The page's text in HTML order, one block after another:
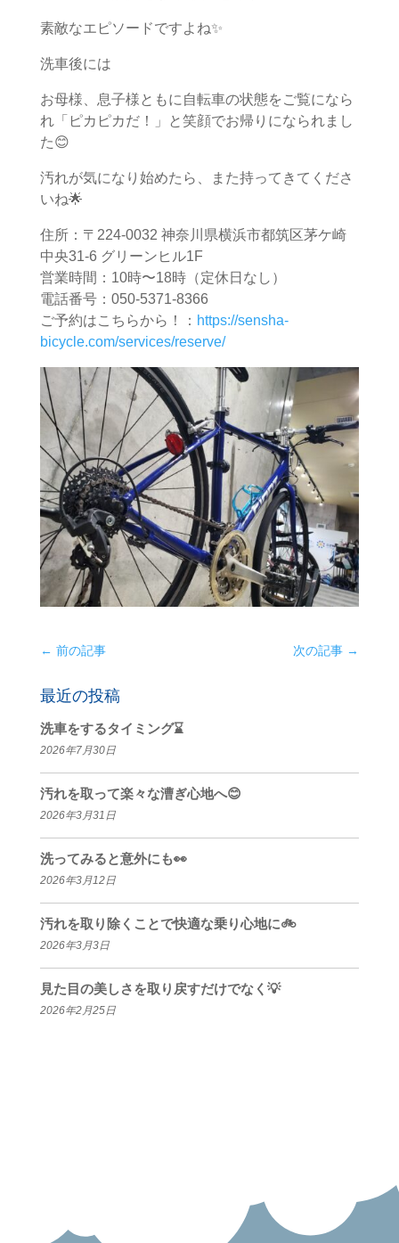
素敵なエピソードですよね✨
洗車後には
お母様、息子様ともに自転車の状態をご覧になら
れ「ピカピカだ！」と笑顔でお帰りになられまし
た😊
汚れが気になり始めたら、また持ってきてくださ
いね🌟
住所：〒224-0032 神奈川県横浜市都筑区茅ケ崎
中央31-6 グリーンヒル1F
営業時間：10時〜18時（定休日なし）
電話番号：050-5371-8366
ご予約はこちらから！： https://sensha-
bicycle.com/services/reserve/
← 前の記事 次の記事 →
最近の投稿
洗車をするタイミング⌛
2026年7月30日
汚れを取って楽々な漕ぎ心地へ😊
2026年3月31日
洗ってみると意外にも👀
2026年3月12日
汚れを取り除くことで快適な乗り心地に🚲
2026年3月3日
見た目の美しさを取り戻すだけでなく💡
2026年2月25日